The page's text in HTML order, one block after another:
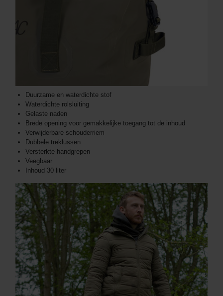
Duurzame en waterdichte stof
Waterdichte rolsluiting
Gelaste naden
Brede opening voor gemakkelijke toegang tot de inhoud
Verwijderbare schouderriem
Dubbele treklussen
Versterkte handgrepen
Veegbaar
Inhoud 30 liter